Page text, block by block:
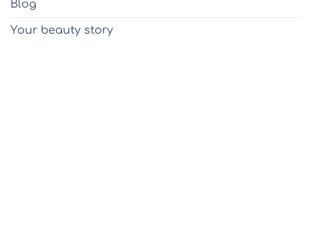
Blog
Υour beauty story